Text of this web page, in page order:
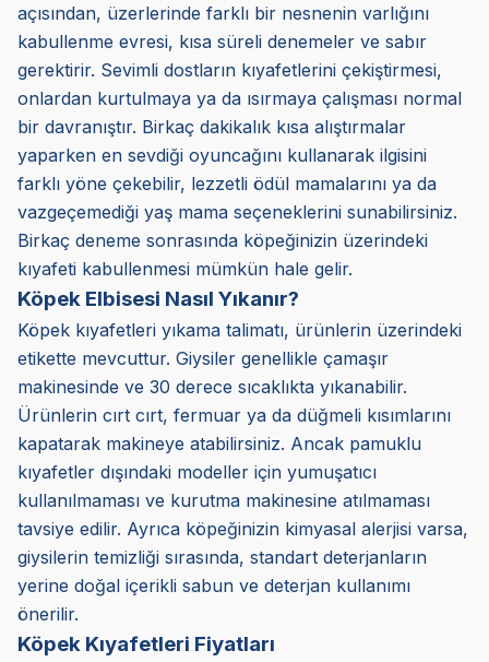
açısından, üzerlerinde farklı bir nesnenin varlığını
kabullenme evresi, kısa süreli denemeler ve sabır
gerektirir. Sevimli dostların kıyafetlerini çekiştirmesi,
onlardan kurtulmaya ya da ısırmaya çalışması normal
bir davranıştır. Birkaç dakikalık kısa alıştırmalar
yaparken en sevdiği oyuncağını kullanarak ilgisini
farklı yöne çekebilir, lezzetli ödül mamalarını ya da
vazgeçemediği yaş mama seçeneklerini sunabilirsiniz.
Birkaç deneme sonrasında köpeğinizin üzerindeki
kıyafeti kabullenmesi mümkün hale gelir.
Köpek Elbisesi Nasıl Yıkanır?
Köpek kıyafetleri yıkama talimatı, ürünlerin üzerindeki
etikette mevcuttur. Giysiler genellikle çamaşır
makinesinde ve 30 derece sıcaklıkta yıkanabilir.
Ürünlerin cırt cırt, fermuar ya da düğmeli kısımlarını
kapatarak makineye atabilirsiniz. Ancak pamuklu
kıyafetler dışındaki modeller için yumuşatıcı
kullanılmaması ve kurutma makinesine atılmaması
tavsiye edilir. Ayrıca köpeğinizin kimyasal alerjisi varsa,
giysilerin temizliği sırasında, standart deterjanların
yerine doğal içerikli sabun ve deterjan kullanımı
önerilir.
Köpek Kıyafetleri Fiyatları